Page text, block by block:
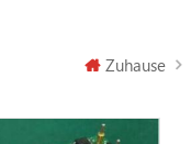
Zuhause